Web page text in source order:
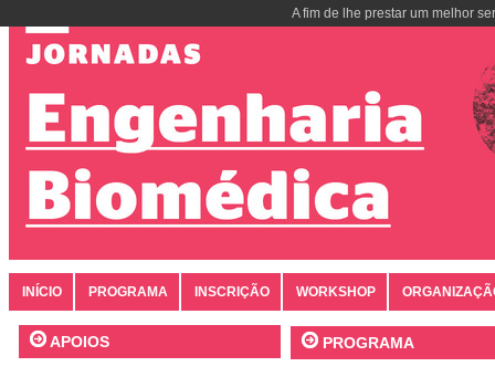
A fim de lhe prestar um melhor
INÍCIO PROGRAMA INSCRIÇÃO WORKSHOP
APOIOS PROGRAMA